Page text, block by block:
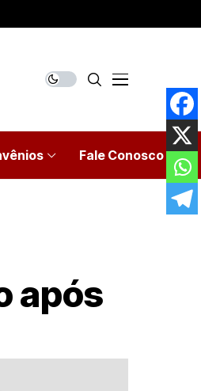
Fale Conosco
após